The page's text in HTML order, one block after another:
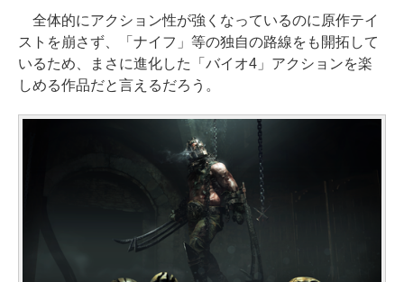
全体的にアクション性が強くなっているのに原作テイ
ストを崩さず、「ナイフ」等の独自の路線をも開拓して
いるため、まさに進化した「バイオ4」アクションを楽
しめる作品だと言えるだろう。